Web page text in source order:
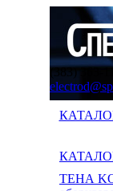
(383) 363-
ТЕНА